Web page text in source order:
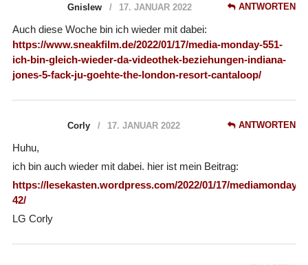
Gnislew 17. JANUAR 2022 ANTWORTEN
Auch diese Woche bin ich wieder mit dabei:
https://www.sneakfilm.de/2022/01/17/media-monday-551-
ich-bin-gleich-wieder-da-videothek-beziehungen-indiana-
jones-5-fack-ju-goehte-the-london-resort-cantaloop/
Corly 17. JANUAR 2022 ANTWORTEN
Huhu,
ich bin auch wieder mit dabei. hier ist mein Beitrag:
https://lesekasten.wordpress.com/2022/01/17/mediamonday-
42/
LG Corly